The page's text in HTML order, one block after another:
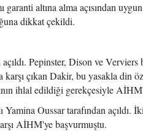
altına alma açısından
dikkat çekildi.
Pepinster, Dison ve
karşı çıkan Dakir, bu yasakla din
ihlal edildiği gerekçesiyle
Oussar tarafından açıldı.
AİHM'ye başvurmuştu.